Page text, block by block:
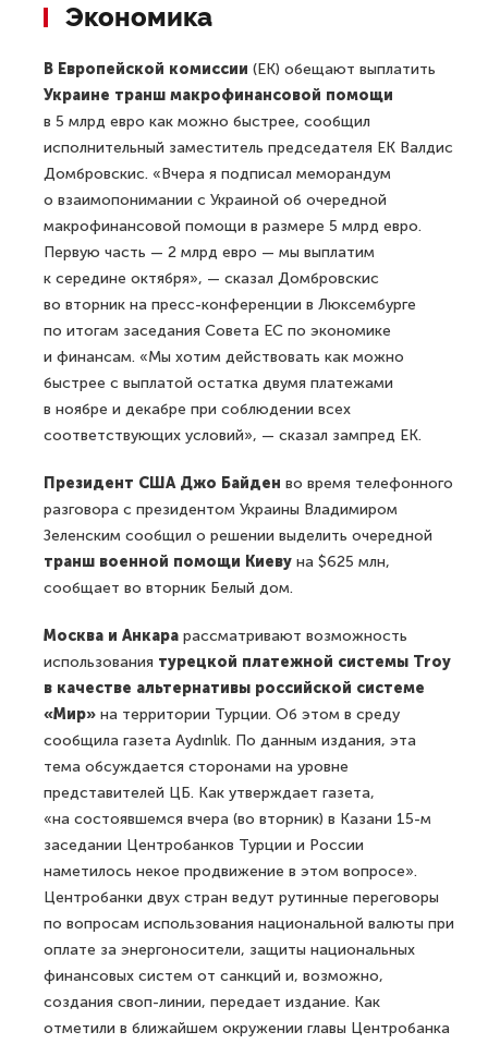
Экономика
В Европейской комиссии (ЕК) обещают выплатить
Украине транш макрофинансовой помощи
в 5 млрд евро как можно быстрее, сообщил
исполнительный заместитель председателя ЕК Валдис
Домбровскис. «Вчера я подписал меморандум
о взаимопонимании с Украиной об очередной
макрофинансовой помощи в размере 5 млрд евро.
Первую часть — 2 млрд евро — мы выплатим
к середине октября», — сказал Домбровскис
во вторник на пресс-конференции в Люксембурге
по итогам заседания Совета ЕС по экономике
и финансам. «Мы хотим действовать как можно
быстрее с выплатой остатка двумя платежами
в ноябре и декабре при соблюдении всех
соответствующих условий», — сказал зампред ЕК.
Президент США Джо Байден во время телефонного
разговора с президентом Украины Владимиром
Зеленским сообщил о решении выделить очередной
транш военной помощи Киеву на $625 млн,
сообщает во вторник Белый дом.
Москва и Анкара рассматривают возможность
использования турецкой платежной системы Troy
в качестве альтернативы российской системе
«Мир» на территории Турции. Об этом в среду
сообщила газета Aydınlık. По данным издания, эта
тема обсуждается сторонами на уровне
представителей ЦБ. Как утверждает газета,
«на состоявшемся вчера (во вторник) в Казани 15-м
заседании Центробанков Турции и России
наметилось некое продвижение в этом вопросе».
Центробанки двух стран ведут рутинные переговоры
по вопросам использования национальной валюты при
оплате за энергоносители, защиты национальных
финансовых систем от санкций и, возможно,
создания своп-линии, передает издание. Как
отметили в ближайшем окружении главы Центробанка